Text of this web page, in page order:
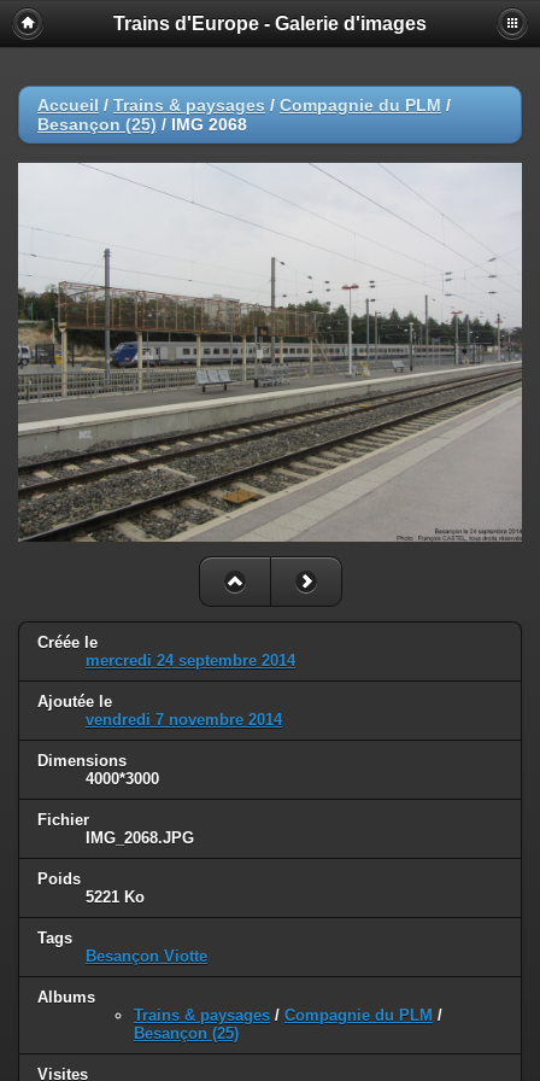
Trains d'Europe - Galerie d'images
Accueil / Trains & paysages / Compagnie du PLM /
Besançon (25) / IMG 2068
Créée le
mercredi 24 septembre 2014
Ajoutée le
vendredi 7 novembre 2014
Dimensions
4000*3000
Fichier
IMG_2068.JPG
Poids
5221 Ko
Tags
Besançon Viotte
Albums
Trains & paysages / Compagnie du PLM /
Besançon (25)
Visites